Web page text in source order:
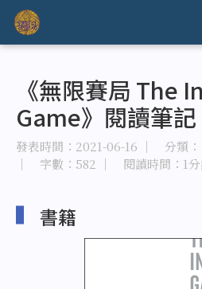
《無限賽局 The
Game》閱讀筆
發表時間： 2021-06-16 ｜ 分類：
｜ 字數：582
｜ 閱讀時間：1
書籍